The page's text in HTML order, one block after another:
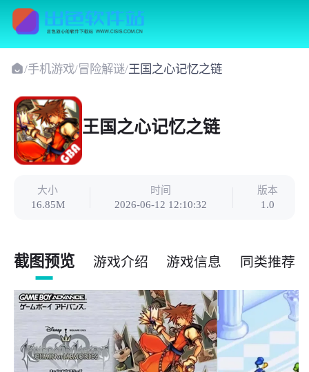
/手机游戏/冒险解谜/王国之心记忆之链
王国之心记忆之链
大小
16.85M
时间
2026-06-12 12:10:32
版本
1.0
截图预览 游戏介绍 游戏信息 同类推荐